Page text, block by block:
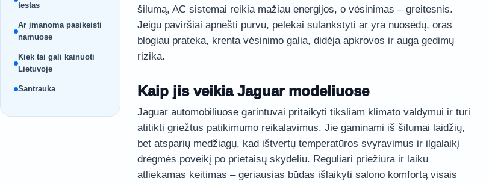
testas
Ar įmanoma pasikeisti
namuose
Kiek tai gali kainuoti
Lietuvoje
Santrauka
šilumą, AC sistemai reikia mažiau energijos, o vėsinimas – greitesnis.
Jeigu paviršiai apnešti purvu, pelekai sulankstyti ar yra nuosėdų, oras
blogiau prateka, krenta vėsinimo galia, didėja apkrovos ir auga gedimų
rizika.
Kaip jis veikia Jaguar modeliuose
Jaguar automobiliuose garintuvai pritaikyti tiksliam klimato valdymui ir turi
atitikti griežtus patikimumo reikalavimus. Jie gaminami iš šilumai laidžių,
bet atsparių medžiagų, kad ištvertų temperatūros svyravimus ir ilgalaikį
drėgmės poveikį po prietaisų skydeliu. Reguliari priežiūra ir laiku
atliekamas keitimas – geriausias būdas išlaikyti salono komfortą visais